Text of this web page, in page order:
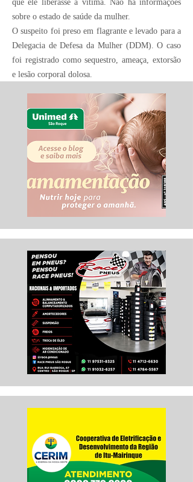
sobre o estado de saúde da mulher.
O suspeito foi preso em flagrante e levado para a
Delegacia de Defesa da Mulher (DDM). O caso
foi registrado como sequestro, ameaça, extorsão
e lesão corporal dolosa.